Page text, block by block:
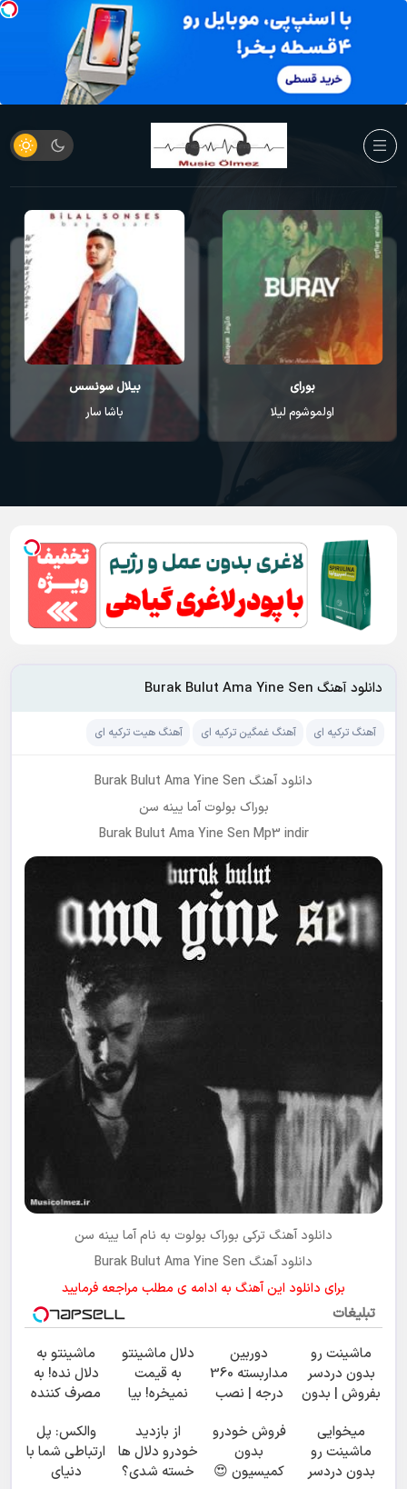
بیلال سونسس
باشا سار
ارسای اونر
ایکی آشیک
دانلود آهنگ Burak Bulut Ama Yine Sen
آهنگ ترکیه ای آهنگ غمگین ترکیه ای آهنگ هیت ترکیه ای
دانلود آهنگ Burak Bulut Ama Yine Sen
بوراک بولوت آما یینه سن
Burak Bulut Ama Yine Sen Mp3 indir
دانلود آهنگ ترکی بوراک بولوت به نامآما یینه سن
دانلود آهنگ Burak Bulut Ama Yine Sen
برای دانلود این آهنگ به ادامه ی مطلب مراجعه فرمایید
تبلیغات
ماشینت رو
بدون دردسر
بفروش | بدون
دوربین
مداربسته 360
درجه | نصب
دلال ماشینتو
به قیمت
نمیخره! بیا
بفروش*فقط
خریدار واقعی*
ماشینتو به
دلال نده! به
مصرف کننده
پاسخ به یک
تماس
میخوایی
ماشینت رو
بدون دردسر
فروش خودرو
بدون
کمیسیون 😍
از بازدید
خودرو دلال ها
خسته شدی؟
والکس: پل
ارتباطی شما با
دنیای